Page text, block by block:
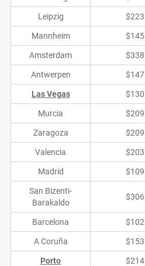
Leipzig $223
Mannheim $145
Amsterdam $338
Antwerpen $147
Las Vegas $130
Murcia $209
Zaragoza $209
Valencia $203
Madrid $109
San Bizenti-
Barakaldo
$306
Barcelona $102
A Coruña $153
Porto $214